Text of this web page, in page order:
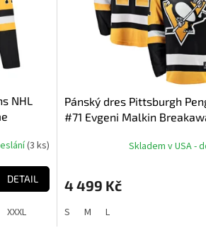
NHL
(3 ks)
DETAIL
XXXL
Pánský dres Pittsburgh
#71 Evgeni Malkin
Skladem v USA -
4 499 Kč
S M L